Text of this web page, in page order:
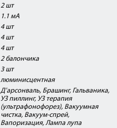
2 шт
1.1 мА
4 шт
4 шт
4 шт
2 балончика
3 шт
люминисцентная
Д'арсонваль, Брашинг, Гальваника,
УЗ пиллинг, УЗ терапия
(ультрафонофорез), Вакуумная
чистка, Вакуум-спрей,
Вапоризация, Лампа лупа